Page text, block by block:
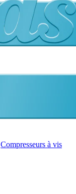
Compresseurs à vis